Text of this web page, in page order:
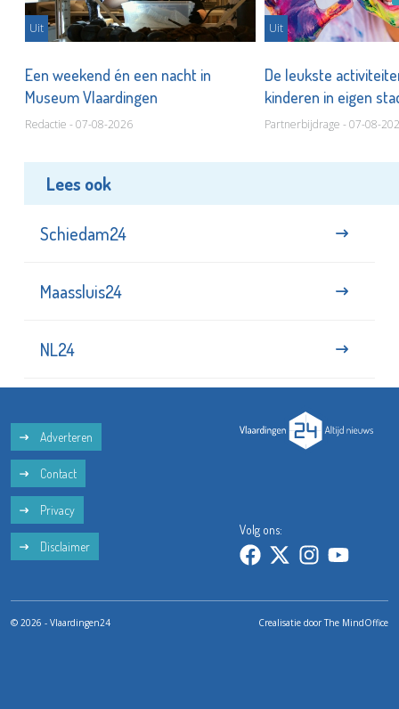
Uit
Een weekend én een nacht in
Museum Vlaardingen
Redactie - 07-08-2026
Uit
De leukste
kinderen in eigen
Partnerbijdrage - 07-08-
Lees ook
Schiedam24
Maassluis24
NL24
Adverteren
Contact
Privacy
Disclaimer
Volg ons:
© 2026 - Vlaardingen24 Crealisatie doorThe MindOffice